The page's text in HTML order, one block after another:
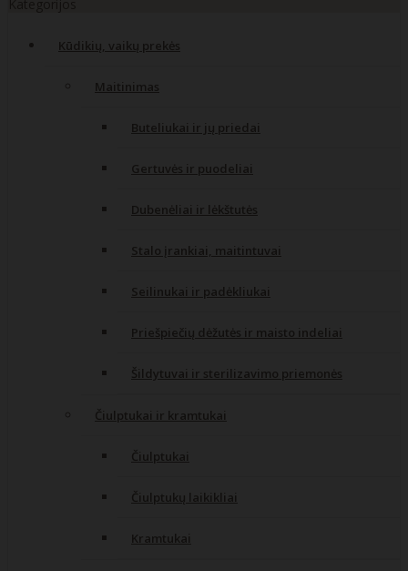
Kūdikių, vaikų prekės
Maitinimas
Buteliukai ir jų priedai
Gertuvės ir puodeliai
Dubenėliai ir lėkštutės
Stalo įrankiai, maitintuvai
Seilinukai ir padėkliukai
Priešpiečių dėžutės ir maisto indeliai
Šildytuvai ir sterilizavimo priemonės
Čiulptukai ir kramtukai
Čiulptukai
Čiulptukų laikikliai
Kramtukai